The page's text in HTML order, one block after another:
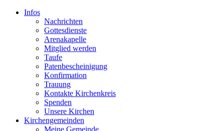
Infos
Nachrichten
Gottesdienste
Arenakapelle
Mitglied werden
Taufe
Patenbescheinigung
Konfirmation
Trauung
Kontakte Kirchenkreis
Spenden
Unsere Kirchen
Kirchengemeinden
Meine Gemeinde